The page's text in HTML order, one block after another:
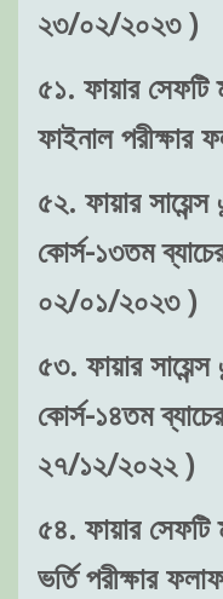
২৩/০২/২০২৩ )
৫১. ফায়ার সেফটি
ফাইনাল
৫২. ফায়ার
কোর্স-১৩তম
০২/০১/২০২৩ )
৫৩. ফায়ার
কোর্স-১৪তম
২৭/১২/২০২২ )
৫৪. ফায়ার সেফটি
ভর্তি পরীক্ষার